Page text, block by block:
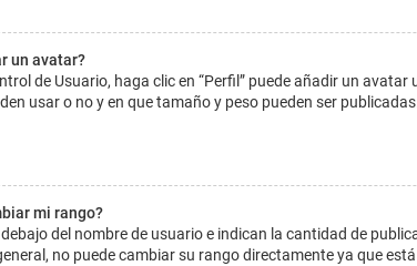
un avatar?
de Usuario, haga clic en “Perfil” puede añadir un
usar o no y en que tamaño y peso pueden ser
mi rango?
del nombre de usuario e indican la cantidad de
no puede cambiar su rango directamente ya que